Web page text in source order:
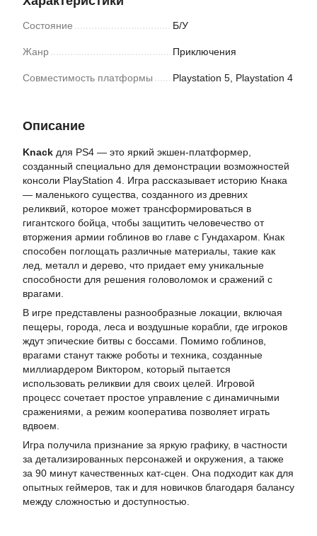
Состояние Б/У
Жанр Приключения
Совместимость платформы Playstation 5, Playstation 4
Описание
Knack для PS4 — это яркий экшен-платформер,
созданный специально для демонстрации возможностей
консоли PlayStation 4. Игра рассказывает историю Кнака
— маленького существа, созданного из древних
реликвий, которое может трансформироваться в
гигантского бойца, чтобы защитить человечество от
вторжения армии гоблинов во главе с Гундахаром. Кнак
способен поглощать различные материалы, такие как
лед, металл и дерево, что придает ему уникальные
способности для решения головоломок и сражений с
врагами.
В игре представлены разнообразные локации, включая
пещеры, города, леса и воздушные корабли, где игроков
ждут эпические битвы с боссами. Помимо гоблинов,
врагами станут также роботы и техника, созданные
миллиардером Виктором, который пытается
использовать реликвии для своих целей. Игровой
процесс сочетает простое управление с динамичными
сражениями, а режим кооператива позволяет играть
вдвоем.
Игра получила признание за яркую графику, в частности
за детализированных персонажей и окружения, а также
за 90 минут качественных кат-сцен. Она подходит как для
опытных геймеров, так и для новичков благодаря балансу
между сложностью и доступностью.